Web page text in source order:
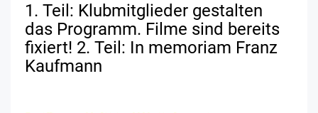
1. Teil: Klubmitglieder gestalten
das Programm. Filme sind bereits
fixiert! 2. Teil: In memoriam Franz
Kaufmann